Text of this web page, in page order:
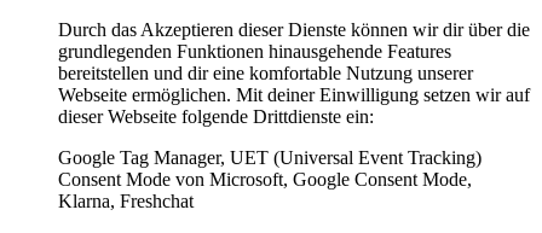
Durch das Akzeptieren dieser Dienste können wir dir über die
grundlegenden Funktionen hinausgehende Features
bereitstellen und dir eine komfortable Nutzung unserer
Webseite ermöglichen. Mit deiner Einwilligung setzen wir auf
dieser Webseite folgende Drittdienste ein:
Google Tag Manager, UET (Universal Event Tracking)
Consent Mode von Microsoft, Google Consent Mode,
Klarna, Freshchat